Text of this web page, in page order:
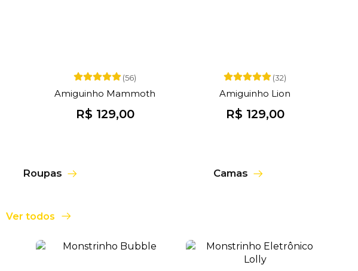
(56)
Amiguinho Mammoth
R$ 129,00
(32)
Amiguinho Lion
R$ 129,00
Roupas Camas
Ver todos